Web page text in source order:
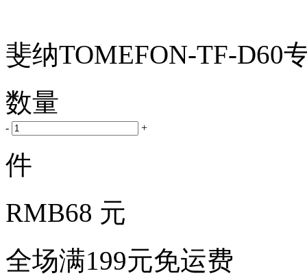
斐纳TOMEFON-TF-D60
数量
- +
件
RMB68 元
全场满199元免运费